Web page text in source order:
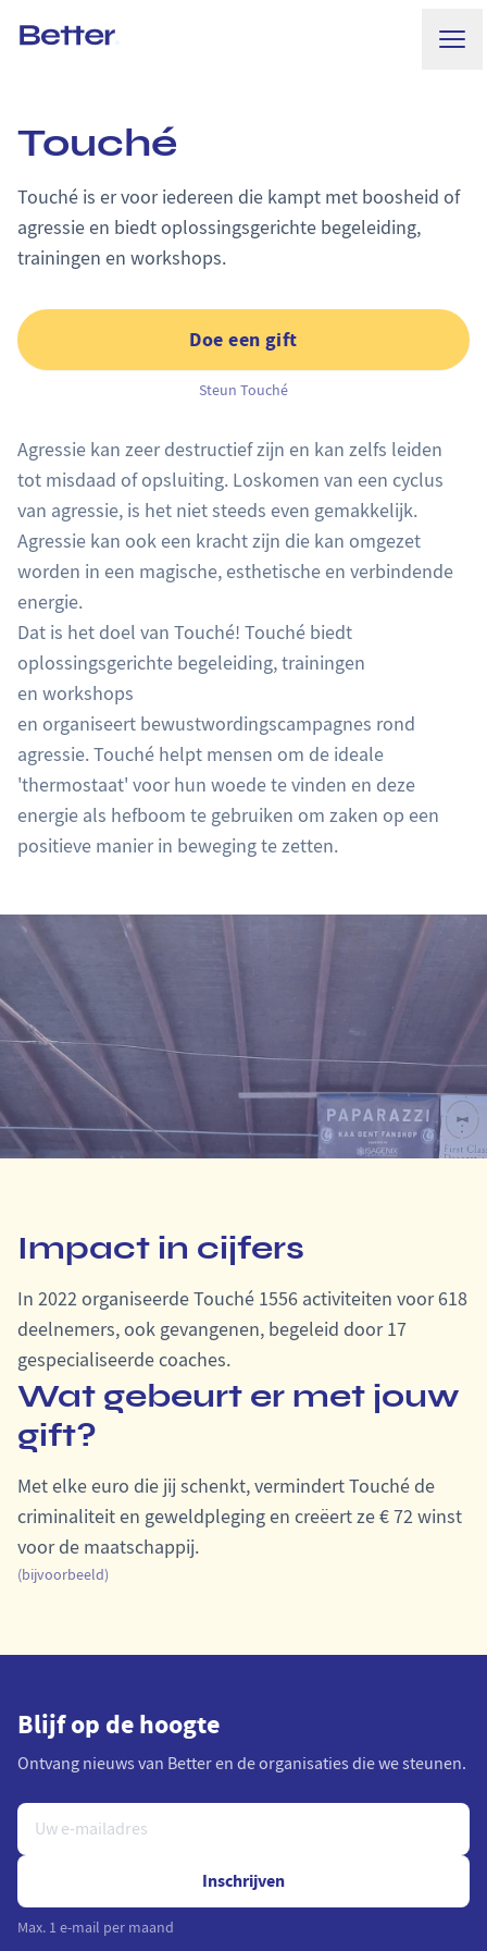
Touché
Touché is er voor iedereen die kampt met boosheid of
agressie en biedt oplossingsgerichte begeleiding,
trainingen en workshops.
Doe een gift
Steun Touché
Agressie kan zeer destructief zijn en kan zelfs leiden
tot misdaad of opsluiting. Loskomen van een cyclus
van agressie, is het niet steeds even gemakkelijk.
Agressie kan ook een kracht zijn die kan omgezet
worden in een magische, esthetische en verbindende
energie.
Dat is het doel van Touché! Touché biedt
oplossingsgerichte begeleiding, trainingen
en workshops
en organiseert bewustwordingscampagnes rond
agressie. Touché helpt mensen om de ideale
'thermostaat' voor hun woede te vinden en deze
energie als hefboom te gebruiken om zaken op een
positieve manier in beweging te zetten.
Impact in cijfers
In 2022 organiseerde Touché 1556 activiteiten voor 618
deelnemers, ook gevangenen, begeleid door 17
gespecialiseerde coaches.
Wat gebeurt er met jouw
gift?
Met elke euro die jij schenkt, vermindert Touché de
criminaliteit en geweldpleging en creëert ze € 72 winst
voor de maatschappij.
(bijvoorbeeld)
Blijf op de hoogte
Ontvang nieuws van Better en de organisaties die we steunen.
Inschrijven
Max. 1 e-mail per maand